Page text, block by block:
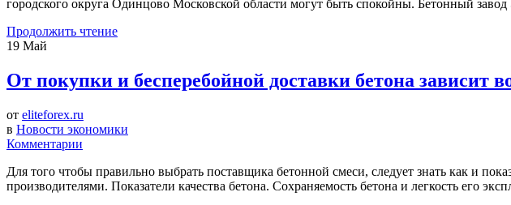
городского округа Одинцово Московской области могут быть спокойны. Бетонный
Продолжить чтение
19 Май
От покупки и бесперебойной доставки бетона зависит
от eliteforex.ru
в Новости экономики
Комментарии
Для того чтобы правильно выбрать поставщика бетонной смеси, следует знать как и
производителями. Показатели качества бетона. Сохраняемость бетона и легкость его